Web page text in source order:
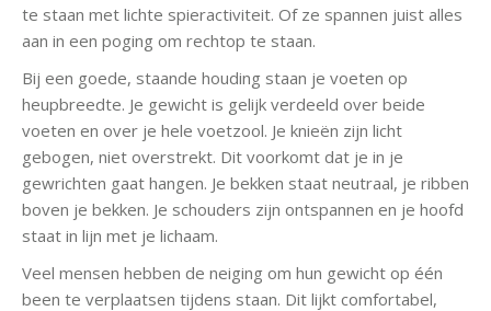
te staan met lichte spieractiviteit. Of ze spannen juist alles
aan in een poging om rechtop te staan.
Bij een goede, staande houding staan je voeten op
heupbreedte. Je gewicht is gelijk verdeeld over beide
voeten en over je hele voetzool. Je knieën zijn licht
gebogen, niet overstrekt. Dit voorkomt dat je in je
gewrichten gaat hangen. Je bekken staat neutraal, je ribben
boven je bekken. Je schouders zijn ontspannen en je hoofd
staat in lijn met je lichaam.
Veel mensen hebben de neiging om hun gewicht op één
been te verplaatsen tijdens staan. Dit lijkt comfortabel,